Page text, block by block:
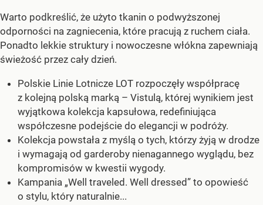
Warto podkreślić, że użyto tkanin o podwyższonej
odporności na zagniecenia, które pracują z ruchem ciała.
Ponadto lekkie struktury i nowoczesne włókna zapewniają
świeżość przez cały dzień.
Polskie Linie Lotnicze LOT rozpoczęły współpracę
z kolejną polską marką – Vistulą, której wynikiem jest
wyjątkowa kolekcja kapsułowa, redefiniująca
współczesne podejście do elegancji w podróży.
Kolekcja powstała z myślą o tych, którzy żyją w drodze
i wymagają od garderoby nienagannego wyglądu, bez
kompromisów w kwestii wygody.
Kampania „Well traveled. Well dressed” to opowieść
o stylu, który naturalnie...